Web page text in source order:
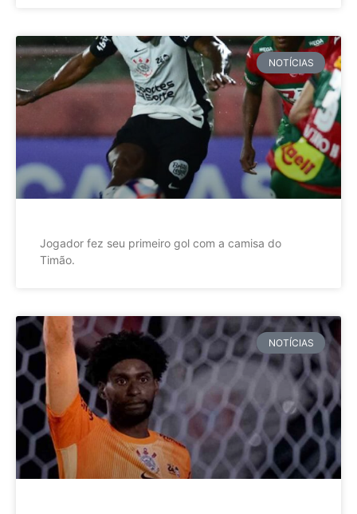
NOTÍCIAS
Jogador fez seu primeiro gol com a camisa do
Timão.
NOTÍCIAS